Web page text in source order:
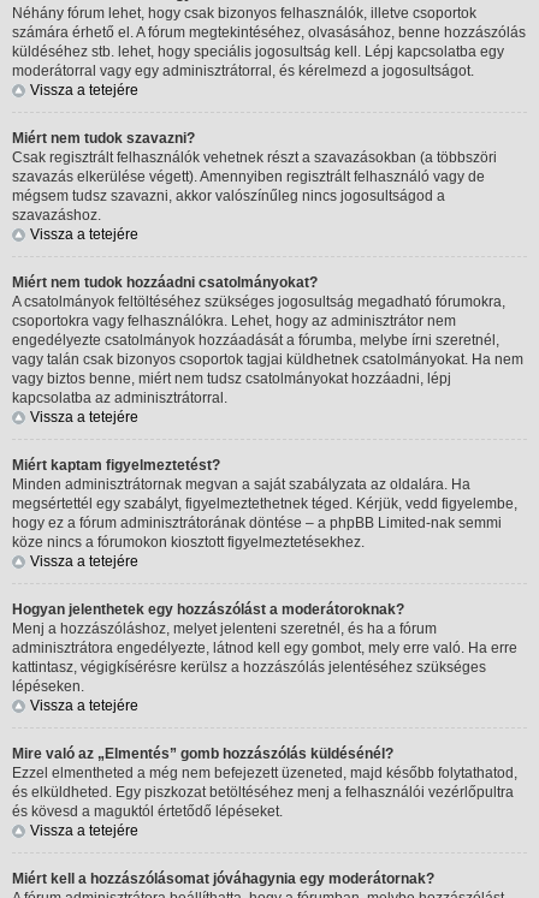
Néhány fórum lehet, hogy csak bizonyos felhasználók, illetve csoportok
számára érhető el. A fórum megtekintéséhez, olvasásához, benne hozzászólás
küldéséhez stb. lehet, hogy speciális jogosultság kell. Lépj kapcsolatba egy
moderátorral vagy egy adminisztrátorral, és kérelmezd a jogosultságot.
Vissza a tetejére
Miért nem tudok szavazni?
Csak regisztrált felhasználók vehetnek részt a szavazásokban (a többszöri
szavazás elkerülése végett). Amennyiben regisztrált felhasználó vagy de
mégsem tudsz szavazni, akkor valószínűleg nincs jogosultságod a
szavazáshoz.
Vissza a tetejére
Miért nem tudok hozzáadni csatolmányokat?
A csatolmányok feltöltéséhez szükséges jogosultság megadható fórumokra,
csoportokra vagy felhasználókra. Lehet, hogy az adminisztrátor nem
engedélyezte csatolmányok hozzáadását a fórumba, melybe írni szeretnél,
vagy talán csak bizonyos csoportok tagjai küldhetnek csatolmányokat. Ha nem
vagy biztos benne, miért nem tudsz csatolmányokat hozzáadni, lépj
kapcsolatba az adminisztrátorral.
Vissza a tetejére
Miért kaptam figyelmeztetést?
Minden adminisztrátornak megvan a saját szabályzata az oldalára. Ha
megsértettél egy szabályt, figyelmeztethetnek téged. Kérjük, vedd figyelembe,
hogy ez a fórum adminisztrátorának döntése – a phpBB Limited-nak semmi
köze nincs a fórumokon kiosztott figyelmeztetésekhez.
Vissza a tetejére
Hogyan jelenthetek egy hozzászólást a moderátoroknak?
Menj a hozzászóláshoz, melyet jelenteni szeretnél, és ha a fórum
adminisztrátora engedélyezte, látnod kell egy gombot, mely erre való. Ha erre
kattintasz, végigkísérésre kerülsz a hozzászólás jelentéséhez szükséges
lépéseken.
Vissza a tetejére
Mire való az „Elmentés” gomb hozzászólás küldésénél?
Ezzel elmentheted a még nem befejezett üzeneted, majd később folytathatod,
és elküldheted. Egy piszkozat betöltéséhez menj a felhasználói vezérlőpultra
és kövesd a maguktól értetődő lépéseket.
Vissza a tetejére
Miért kell a hozzászólásomat jóváhagynia egy moderátornak?